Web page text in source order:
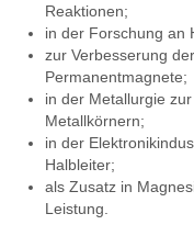
Reaktionen;
in der Forschung an
zur Verbesserung
Permanentmagnete;
in der Metallurgie
Metallkörnern;
in der
Halbleiter;
als Zusatz in
Leistung.